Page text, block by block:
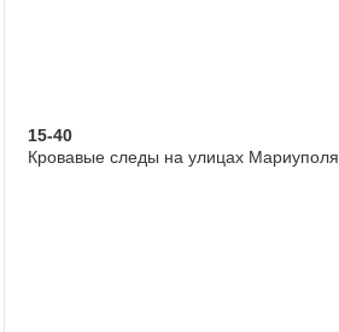
15-40
Кровавые следы на улицах Мариуполя.